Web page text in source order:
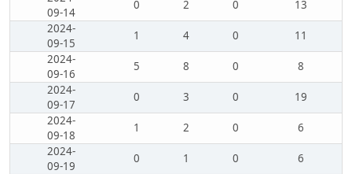
09-14
0 2 0
13
2024-
09-15
1 4 0
11
2024-
09-16
5 8 0
8
2024-
09-17
0 3 0
19
2024-
09-18
1 2 0
6
2024-
09-19
0 1 0
6